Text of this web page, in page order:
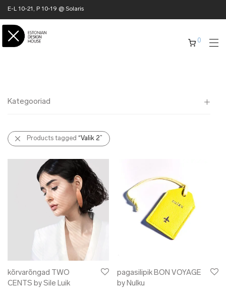
E-L 10-21, P 10-19 @ Solaris
0
Kategooriad
Kõik
✖ KODU
✖ RÕIVAD
✖ AKSESSUAARID
✖ KINGITUSED
✖ ONLY @ EDH
✖ LÕPUMÜÜK
Products tagged “Valik 2”
kõrvarõngad TWO
CENTS by Sile Luik
pagasilipik BON VOYAGE
by Nulku